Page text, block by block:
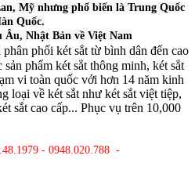
Mỹ nhưng phổ biến là Trung Quốc
Quốc.
Nhật Bản về Việt Nam
phân phối két sắt từ bình dân đến cao
phẩm két sắt thông minh, két sắt
vi toàn quốc với hơn 14 năm kinh
loại về két sắt như két sắt việt tiệp,
sắt cao cấp... Phục vụ trên 10,000
- 0948.020.788 -